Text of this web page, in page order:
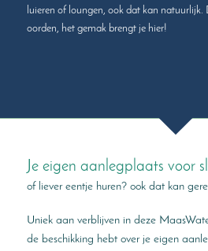
luieren of loungen, ook dat kan natuurlijk.
oorden, het gemak brengt je hier!
Je eigen aanlegplaats voor
of liever eentje huren? ook dat kan
Uniek aan verblijven in deze
de beschikking hebt over je eigen